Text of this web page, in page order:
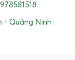
- Quảng Ninh